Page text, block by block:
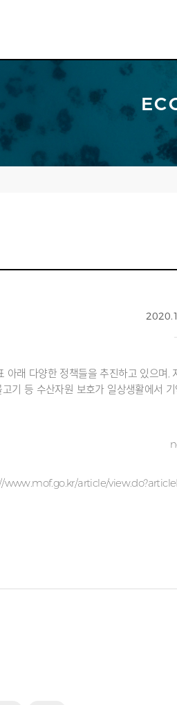
아래 다양한 정책들을 추진하고 있으
기 등 수산자원 보호가 일상생활에서
www.mof.go.kr/article/